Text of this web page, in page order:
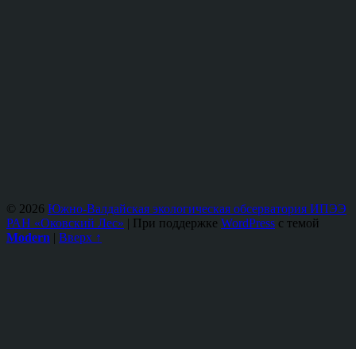
© 2026 Южно-Валдайская экологическая обсерватория ИПЭЭ
РАН «Оковский Лес» | При поддержке WordPress с темой
Modern | Вверх ↑